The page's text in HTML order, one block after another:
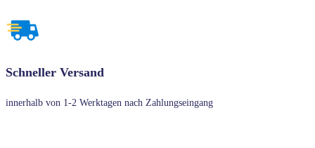
Schneller Versand
innerhalb von 1-2 Werktagen nach Zahlungseingang